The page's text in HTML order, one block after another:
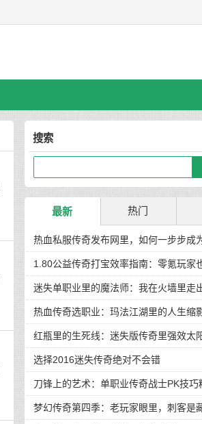
搜索
最新 热门
热血私服传奇发布网里，如何一步步成
真正的高手玩家
1.80公益传奇打宝效率指南：零氪玩家
能快速集齐神装
迷失单职业里的魔法师：我在火墙里走
的升级路
热血传奇选职业：玛法江湖里的人生缩
红瓶里的生死线：迷失版传奇里强效太
水的逆袭传奇
选择2016迷失传奇绝对不会错
刀锋上的艺术：单职业传奇战士PK技巧
要
梦幻传奇第四季：老玩家眼里，刺客是